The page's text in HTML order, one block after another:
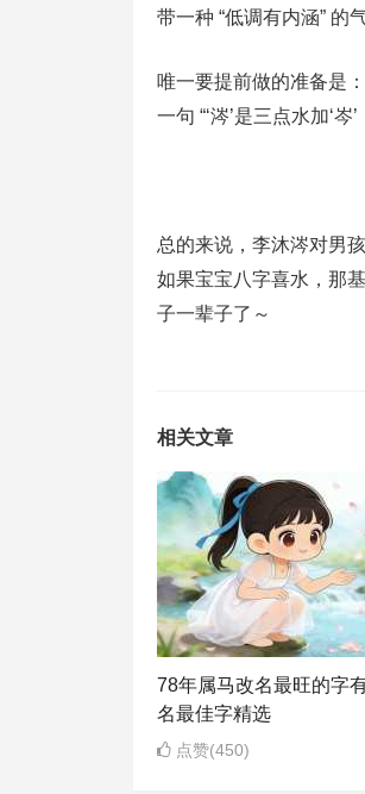
带一种 “低调有内涵” 的
唯一要提前做的准备是
一句 “‘涔’是三点水加‘
总的来说，李沐涔对男
如果宝宝八字喜水，那
子一辈子了～
相关文章
78年属马改名最旺的字
名最佳字精选
点赞(450)